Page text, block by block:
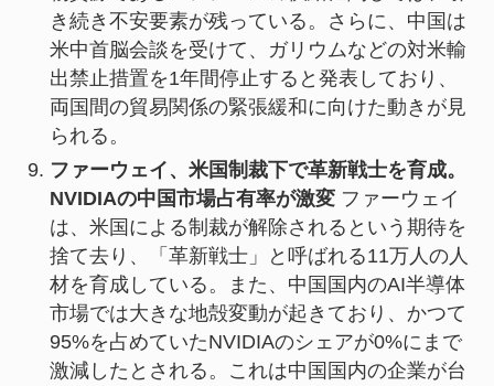
き続き不安要素が残っている。さらに、中国は
米中首脳会談を受けて、ガリウムなどの対米輸
出禁止措置を1年間停止すると発表しており、
両国間の貿易関係の緊張緩和に向けた動きが見
られる。
ファーウェイ、米国制裁下で革新戦士を育成。
NVIDIAの中国市場占有率が激変ファーウェイ
は、米国による制裁が解除されるという期待を
捨て去り、「革新戦士」と呼ばれる11万人の人
材を育成している。また、中国国内のAI半導体
市場では大きな地殻変動が起きており、かつて
95%を占めていたNVIDIAのシェアが0%にまで
激減したとされる。これは中国国内の企業が台